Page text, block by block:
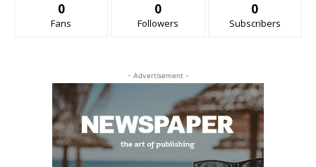
0
Fans
0
Followers
0
Subscribers
- Advertisement -